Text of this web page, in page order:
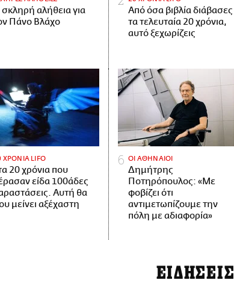
σκληρή αλήθεια για
Πάνο Βλάχο
Από όσα βιβλία διάβασες
τα τελευταία 20 χρόνια,
αυτό ξεχωρίζεις
ΧΡΟΝΙΑ LIFO
20 χρόνια που
είδα 100άδες
Αυτή θα
μείνει αξέχαστη
ΟΙ ΑΘΗΝΑΙΟΙ
Δημήτρης
Ποτηρόπουλος: «Με
φοβίζει ότι
αντιμετωπίζουμε την
πόλη με αδιαφορία»
ΕΙΔΗΣΕΙΣ